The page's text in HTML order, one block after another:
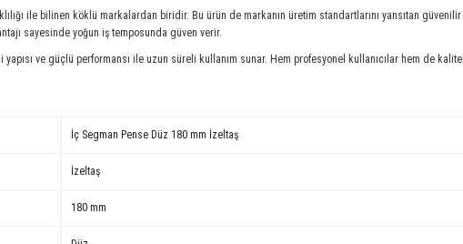
ile bilinen köklü markalardan biridir. Bu ürün de markanın üretim standartlarını yansıtan
sayesinde yoğun iş temposunda güven verir.
ve güçlü performansı ile uzun süreli kullanım sunar. Hem profesyonel kullanıcılar hem de
İç Segman Pense Düz 180 mm İzeltaş
İzeltaş
180 mm